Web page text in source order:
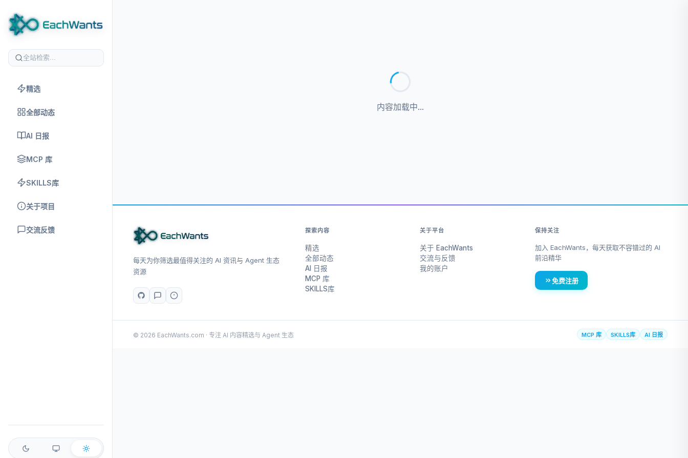
精选
全部动态
AI 日报
MCP 库
SKILLS库
关于项目
交流反馈
内容加载中...
每天为你筛选最值得关注的 AI 资讯与 Agent 生态
资源
探索内容
精选
全部动态
AI 日报
MCP 库
SKILLS库
关于平台
关于 EachWants
交流与反馈
我的账户
保持关注
加入 EachWants，每天获取不容错过的 AI
前沿精华
免费注册
© 2026 EachWants.com · 专注 AI 内容精选与 Agent 生态 MCP 库 SKILLS库 AI 日报